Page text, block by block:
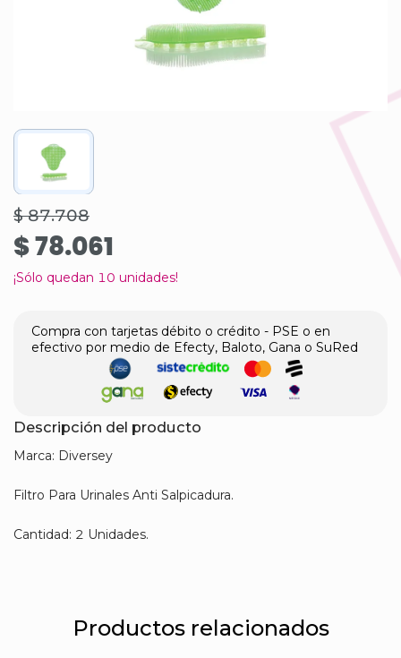
¡Sólo quedan 10 unidades!
$ 87.708
$ 78.061
Compra con tarjetas débito o crédito - PSE o en
efectivo por medio de Efecty, Baloto, Gana o SuRed
Descripción del producto
Marca: Diversey
Filtro Para Urinales Anti Salpicadura.
Cantidad: 2 Unidades.
Productos relacionados